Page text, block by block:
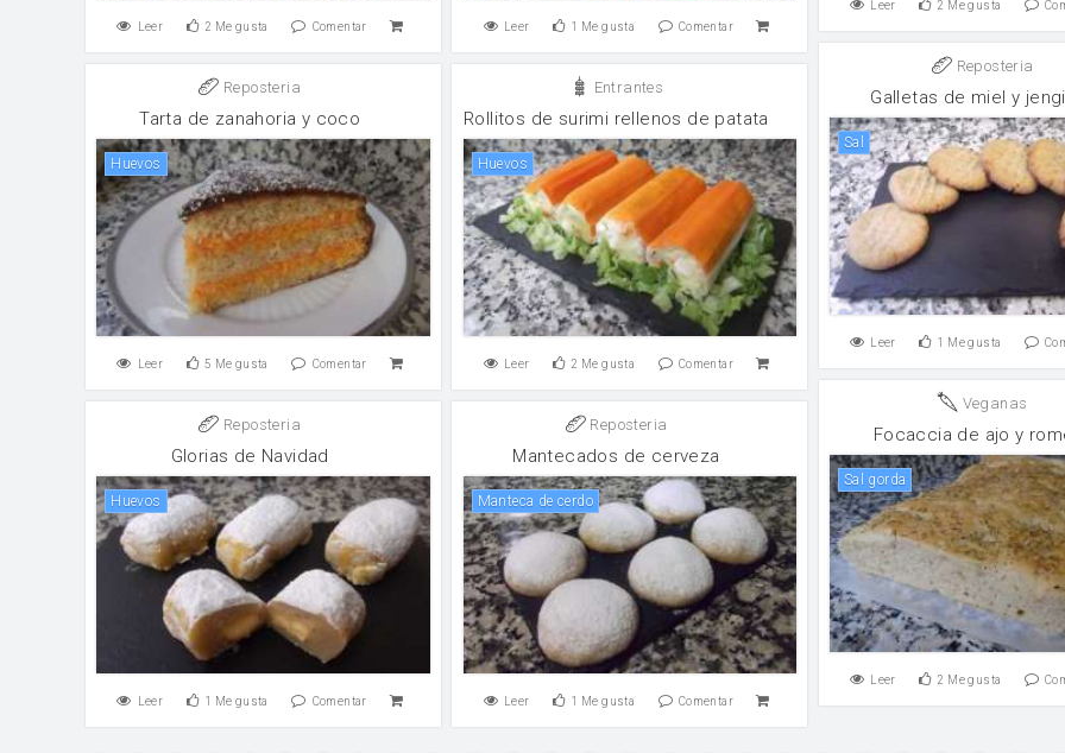
Leer 2 Me gusta Comentar
Leer 2 Me gusta
Leer 1 Me gusta Comentar
Reposteria
Galletas de miel y
sal
Leer 1 Me gusta
Reposteria
Tarta de zanahoria y coco
huevos
Leer 5 Me gusta Comentar
Entrantes
Rollitos de surimi rellenos de patata
huevos
Leer 2 Me gusta Comentar
Veganas
Focaccia de ajo y
sal gorda
Leer 2 Me gusta
Reposteria
Glorias de Navidad
huevos
Leer 1 Me gusta Comentar
Reposteria
Mantecados de cerveza
Manteca de cerdo
Leer 1 Me gusta Comentar